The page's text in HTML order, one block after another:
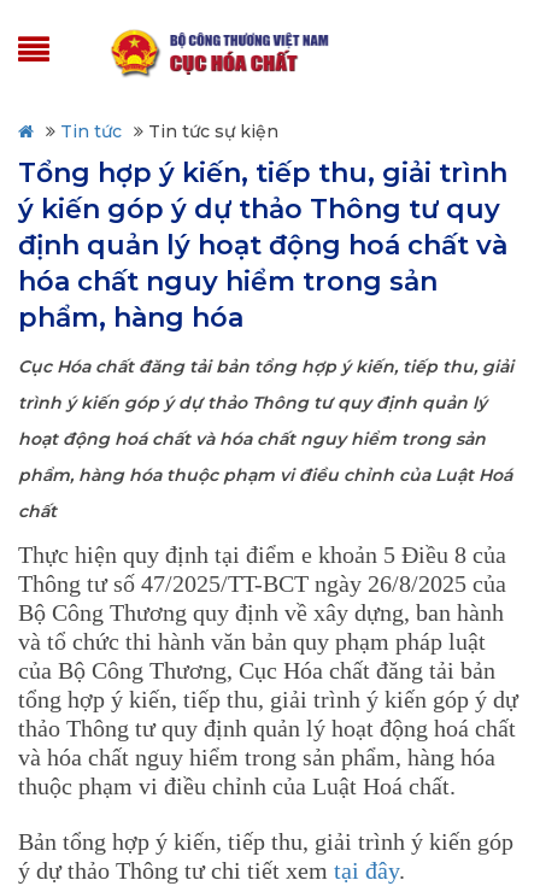
Tin tức Tin tức sự kiện
Tổng hợp ý kiến, tiếp thu, giải trình
ý kiến góp ý dự thảo Thông tư quy
định quản lý hoạt động hoá chất và
hóa chất nguy hiểm trong sản
phẩm, hàng hóa
Cục Hóa chất đăng tải bản tổng hợp ý kiến, tiếp thu, giải
trình ý kiến góp ý dự thảo Thông tư quy định quản lý
hoạt động hoá chất và hóa chất nguy hiểm trong sản
phẩm, hàng hóa thuộc phạm vi điều chỉnh của Luật Hoá
chất
Thực hiện quy định tại điểm e khoản 5 Điều 8 của
Thông tư số 47/2025/TT-BCT ngày 26/8/2025 của
Bộ Công Thương quy định về xây dựng, ban hành
và tổ chức thi hành văn bản quy phạm pháp luật
của Bộ Công Thương, Cục Hóa chất đăng tải bản
tổng hợp ý kiến, tiếp thu, giải trình ý kiến góp ý dự
thảo Thông tư quy định quản lý hoạt động hoá chất
và hóa chất nguy hiểm trong sản phẩm, hàng hóa
thuộc phạm vi điều chỉnh của Luật Hoá chất.
Bản tổng hợp ý kiến, tiếp thu, giải trình ý kiến góp
ý dự thảo Thông tư chi tiết xem tại đây.